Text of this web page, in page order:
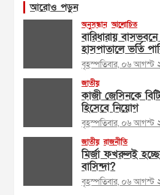
আরোও পড়ুন
অনুসন্ধান আলোচিত
বারিধারায় বাসভবনে
হাসপাতালে ভর্তি
বৃহস্পতিবার, ০৬ আগস্ট
জাতীয়
কাজী জেসিনকে
হিসেবে নিয়োগ
বৃহস্পতিবার, ০৬ আগস্ট
জাতীয় রাজনীতি
মির্জা ফখরুলই
বাসিন্দা?
বৃহস্পতিবার, ০৬ আগস্ট